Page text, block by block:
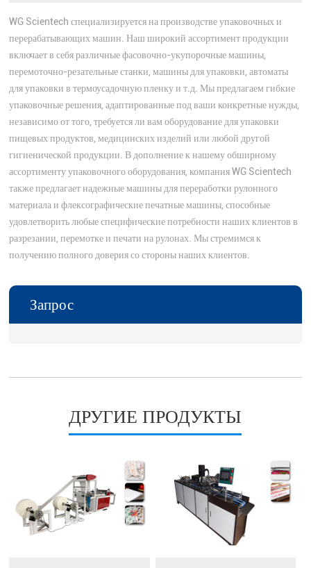
WG Scientech специализируется на производстве упаковочных и
перерабатывающих машин. Наш широкий ассортимент продукции
включает в себя различные фасовочно-укупорочные машины,
перемоточно-резательные станки, машины для упаковки, автоматы
для упаковки в термоусадочную пленку и т.д. Мы предлагаем гибкие
упаковочные решения, адаптированные под ваши конкретные нужды,
независимо от того, требуется ли вам оборудование для упаковки
пищевых продуктов, медицинских изделий или любой другой
гигиенической продукции. В дополнение к нашему обширному
ассортименту упаковочного оборудования, компания WG Scientech
также предлагает надежные машины для переработки рулонного
материала и флексографические печатные машины, способные
удовлетворить любые специфические потребности наших клиентов в
разрезании, перемотке и печати на рулонах. Мы стремимся к
получению полного доверия со стороны наших клиентов.
Запрос
ДРУГИЕ ПРОДУКТЫ